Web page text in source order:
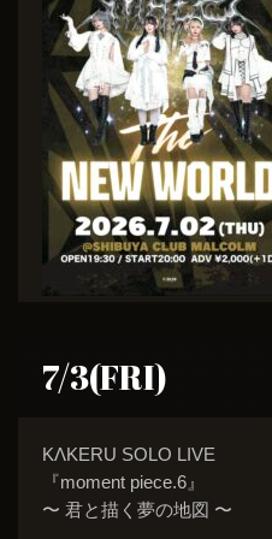
7/3(FRI)
KΛKERU SOLO LIVE
『moment piece.6』
〜 君と描く夢の地図 〜